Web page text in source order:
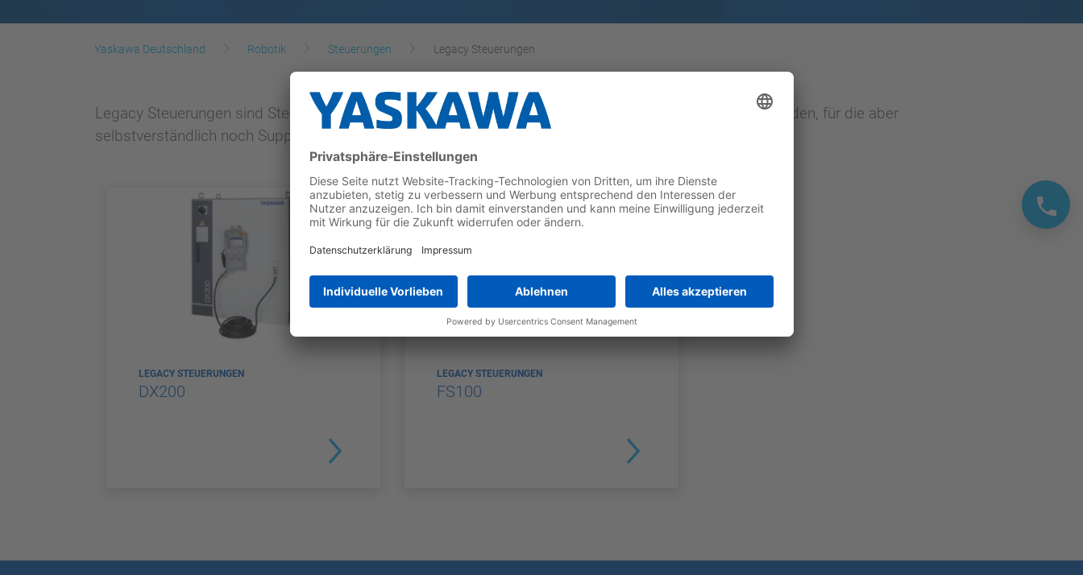
Yaskawa Deutschland Robotik Steuerungen Legacy Steuerungen
Legacy Steuerungen sind Steuerung für unsere MOTOMAN Roboter, die aktuell nicht mehr vertrieben werden, für die aber
selbstverständlich noch Support durch unsere Service-Spezialisten angeboten wird.
LEGACY STEUERUNGEN
DX200
LEGACY STEUERUNGEN
FS100